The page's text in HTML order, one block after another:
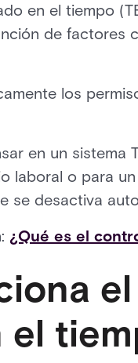
en el tiempo
de factores
los
en un sistema
laboral o para
se desactiva
¿Qué es el
el